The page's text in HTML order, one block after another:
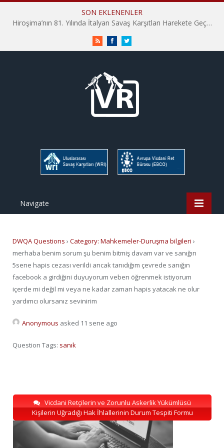
SON EKLENENLER
Hiroşima’nın 81. Yılında İtalyan Savaş Karşıtları Harekete Geçti: “Hatırlamak yeterli değil”
RSS FacebookTwitter
Navigate
DWQA Questions › Category: Mahkemeler-Duruşma bilgileri ›
merhaba benim sorum şu benim bitmiş davam var ve sanığın
5sene hapis cezası verildi ancak tanıdığım çevrede sanığın
facebook a girdiğini duyuyorum veben öğrenmek istiyorum
içerde mi değil mi veya ne kadar zaman hapis yatacak ne olur
yardımcı olursanız sevinirim
Anonymous asked 11 sene ago
Question Tags: sanık
Vicdani Retçilerin ve Zorunlu Askerlik Yükümlüsü
Kişilerin Uğradığı Hak İhlallerinin Durum Tespiti Formu